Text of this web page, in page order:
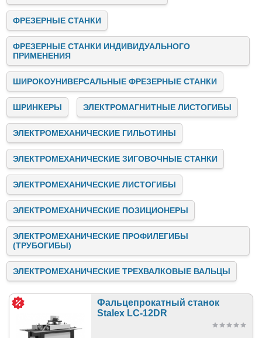
ФРЕЗЕРНЫЕ СТАНКИ
ФРЕЗЕРНЫЕ СТАНКИ ИНДИВИДУАЛЬНОГО
ПРИМЕНЕНИЯ
ШИРОКОУНИВЕРСАЛЬНЫЕ ФРЕЗЕРНЫЕ СТАНКИ
ШРИНКЕРЫ ЭЛЕКТРОМАГНИТНЫЕ ЛИСТОГИБЫ
ЭЛЕКТРОМЕХАНИЧЕСКИЕ ГИЛЬОТИНЫ
ЭЛЕКТРОМЕХАНИЧЕСКИЕ ЗИГОВОЧНЫЕ СТАНКИ
ЭЛЕКТРОМЕХАНИЧЕСКИЕ ЛИСТОГИБЫ
ЭЛЕКТРОМЕХАНИЧЕСКИЕ ПОЗИЦИОНЕРЫ
ЭЛЕКТРОМЕХАНИЧЕСКИЕ ПРОФИЛЕГИБЫ
(ТРУБОГИБЫ)
ЭЛЕКТРОМЕХАНИЧЕСКИЕ ТРЕХВАЛКОВЫЕ ВАЛЬЦЫ
Фальцепрокатный станок
Stalex LC-12DR